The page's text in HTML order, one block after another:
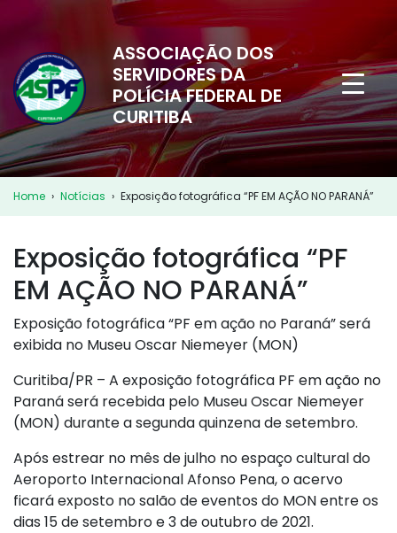
ASSOCIAÇÃO DOS
SERVIDORES DA
POLÍCIA FEDERAL DE
CURITIBA
Home › Notícias › Exposição fotográfica “PF EM AÇÃO NO PARANÁ”
Exposição fotográfica “PF
EM AÇÃO NO PARANÁ”
Exposição fotográfica “PF em ação no Paraná” será
exibida no Museu Oscar Niemeyer (MON)
Curitiba/PR – A exposição fotográfica PF em ação no
Paraná será recebida pelo Museu Oscar Niemeyer
(MON) durante a segunda quinzena de setembro.
Após estrear no mês de julho no espaço cultural do
Aeroporto Internacional Afonso Pena, o acervo
ficará exposto no salão de eventos do MON entre os
dias 15 de setembro e 3 de outubro de 2021.